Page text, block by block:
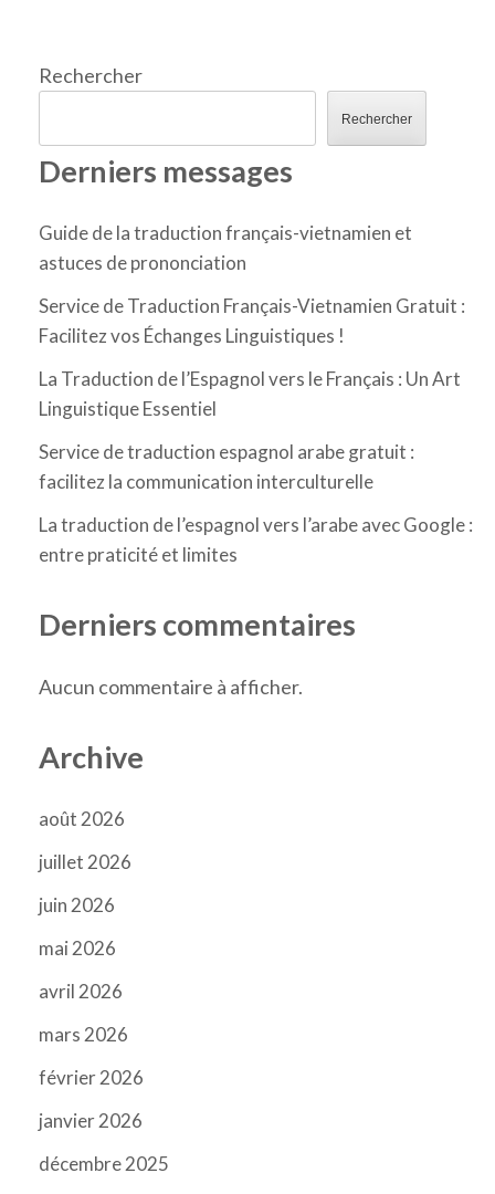
Rechercher
Rechercher
Derniers messages
Guide de la traduction français-vietnamien et
astuces de prononciation
Service de Traduction Français-Vietnamien Gratuit :
Facilitez vos Échanges Linguistiques !
La Traduction de l’Espagnol vers le Français : Un Art
Linguistique Essentiel
Service de traduction espagnol arabe gratuit :
facilitez la communication interculturelle
La traduction de l’espagnol vers l’arabe avec Google :
entre praticité et limites
Derniers commentaires
Aucun commentaire à afficher.
Archive
août 2026
juillet 2026
juin 2026
mai 2026
avril 2026
mars 2026
février 2026
janvier 2026
décembre 2025